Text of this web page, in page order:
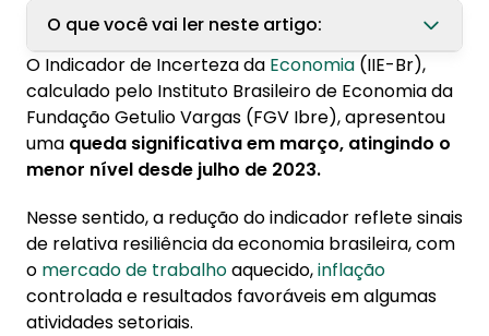
O que você vai ler neste artigo:
1. Entenda a queda da Incerteza da Economia
2. Como a incerteza da economia impacta o
acesso ao crédito consignado?
O Indicador de Incerteza da Economia (IIE-Br),
calculado pelo Instituto Brasileiro de Economia da
Fundação Getulio Vargas (FGV Ibre), apresentou
uma queda significativa em março, atingindo o
menor nível desde julho de 2023.
Nesse sentido, a redução do indicador reflete sinais
de relativa resiliência da economia brasileira, com
o mercado de trabalhoaquecido,inflação
controlada e resultados favoráveis em algumas
atividades setoriais.